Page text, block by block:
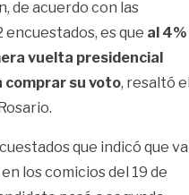
de acuerdo con las
encuestados, es que al 4%
vuelta presidencial
comprar su voto, resaltó
que indicó que va
los comicios del 19 de